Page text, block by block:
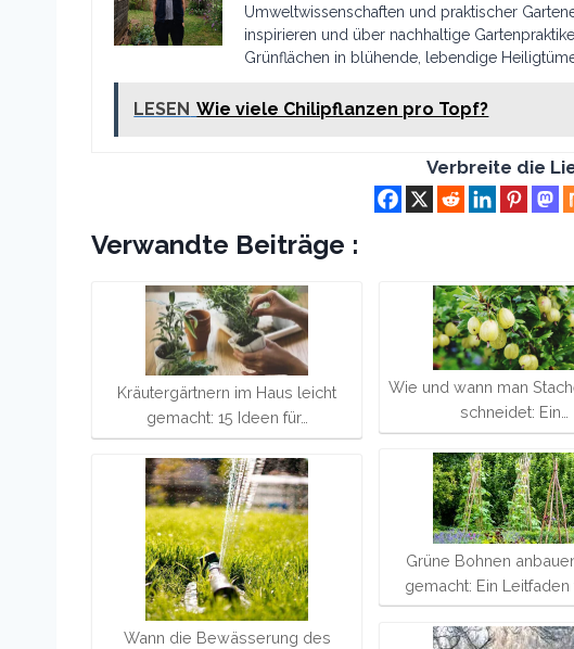
Umweltwissenschaften und praktischer
inspirieren und über nachhaltige
Grünflächen in blühende, lebendige
LESEN Wie viele Chilipflanzen pro Topf?
Verbreite die
Verwandte Beiträge :
Kräutergärtnern im Haus leicht
gemacht: 15 Ideen für…
Wann die Bewässerung des
Wie und wann man
schneidet: Ein…
Grüne Bohnen
gemacht: Ein